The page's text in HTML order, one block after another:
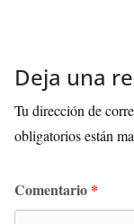
Deja una
Tu dirección de
obligatorios están
Comentario *